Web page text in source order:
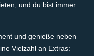
und du bist immer
und genieße neben
Vielzahl an Extras: